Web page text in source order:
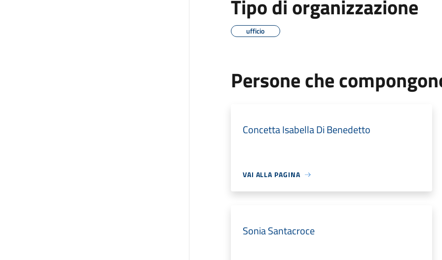
Tipo di organizzazione
ufficio
Persone che
Concetta Isabella Di Benedetto
VAI ALLA PAGINA
Sonia Santacroce